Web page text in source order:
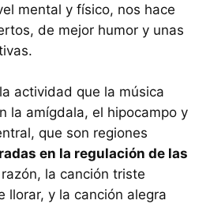
mental y físico, nos hace
de mejor humor y unas
actividad que la música
la amígdala, el hipocampo y
que son regiones
en la regulación de las
la canción triste
llorar, y la canción alegra